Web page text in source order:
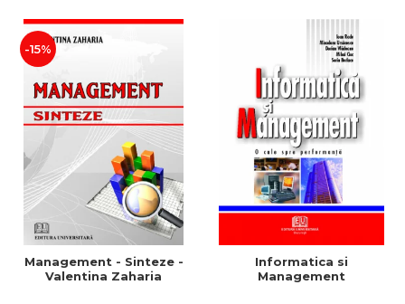
-15%
Management - Sinteze -
Valentina Zaharia
Informatica si
Management